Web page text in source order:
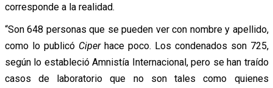
corresponde a la realidad.
“Son 648 personas que se pueden ver con nombre y apellido,
como lo publicóCiperhace poco. Los condenados son 725,
según lo estableció Amnistía Internacional, pero se han traído
casos de laboratorio que no son tales como quienes